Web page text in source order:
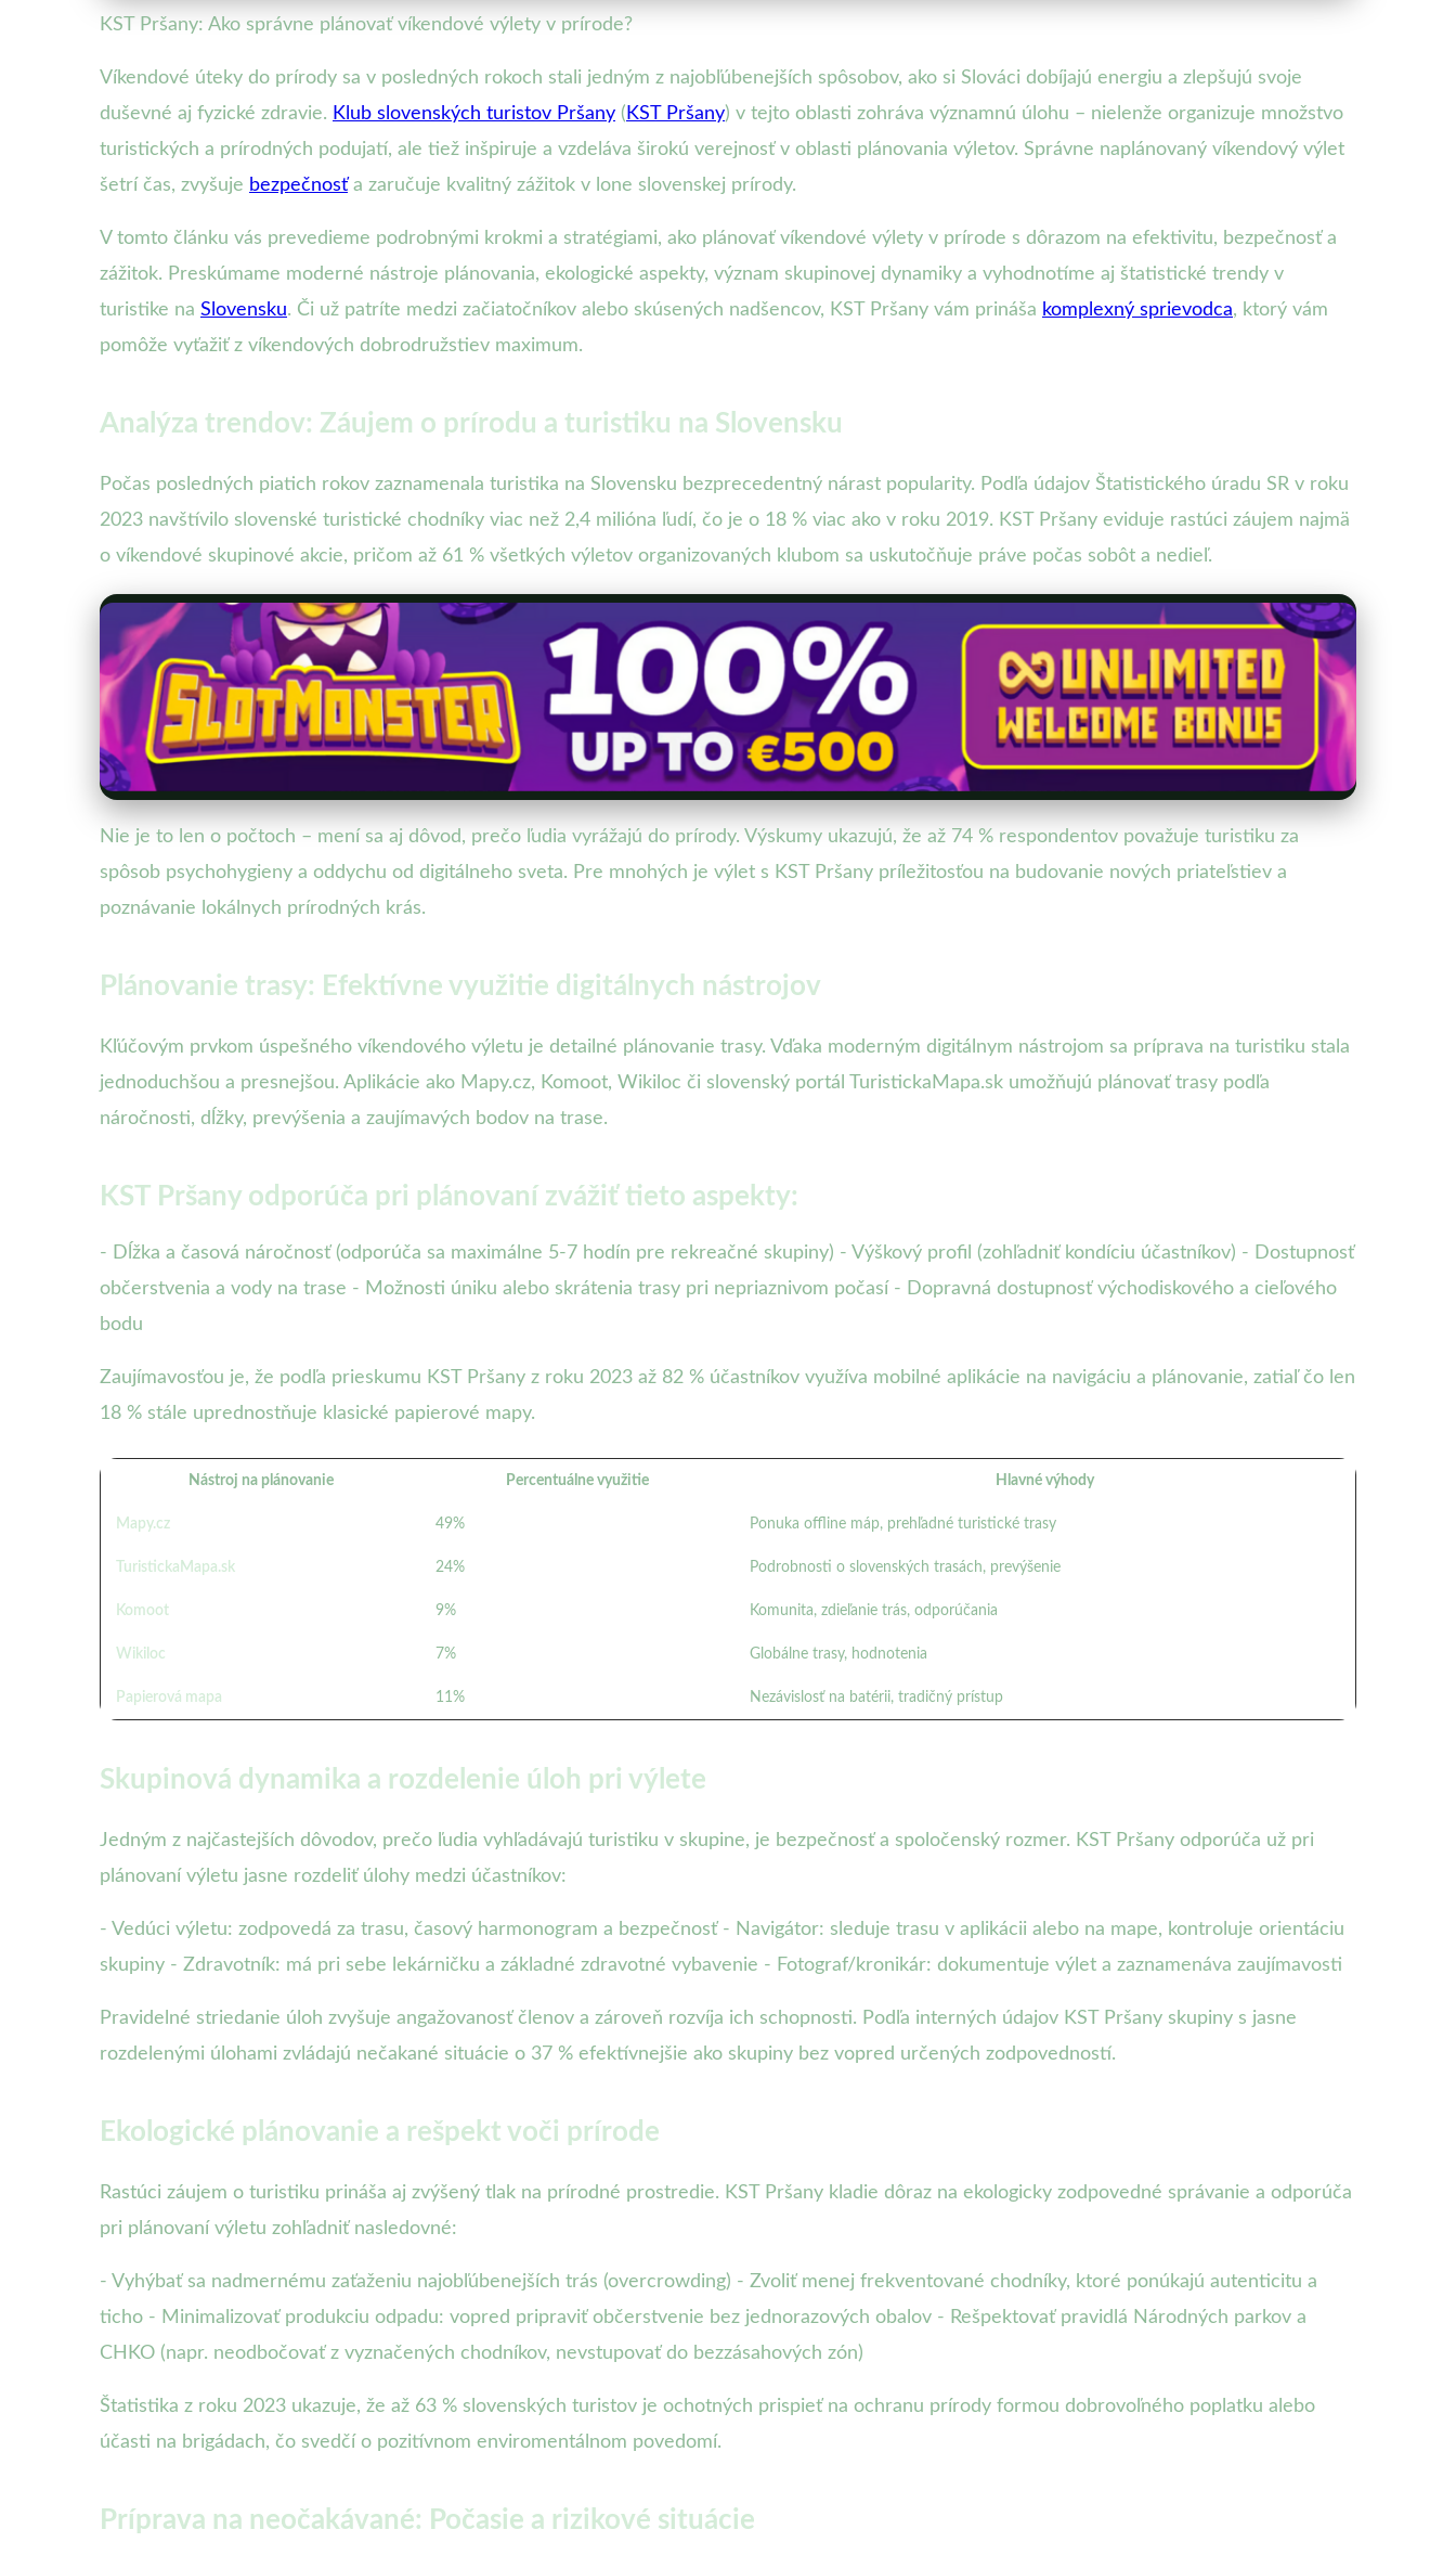
KST Pršany: Ako správne plánovať víkendové výlety v prírode?
Víkendové úteky do prírody sa v posledných rokoch stali jedným z najobľúbenejších spôsobov, ako si Slováci dobíjajú energiu a zlepšujú svoje
duševné aj fyzické zdravie. Klub slovenských turistov Pršany ( KST Pršany) v tejto oblasti zohráva významnú úlohu – nielenže organizuje množstvo
turistických a prírodných podujatí, ale tiež inšpiruje a vzdeláva širokú verejnosť v oblasti plánovania výletov. Správne naplánovaný víkendový výlet
šetrí čas, zvyšuje bezpečnosťa zaručuje kvalitný zážitok v lone slovenskej prírody.
V tomto článku vás prevedieme podrobnými krokmi a stratégiami, ako plánovať víkendové výlety v prírode s dôrazom na efektivitu, bezpečnosť a
zážitok. Preskúmame moderné nástroje plánovania, ekologické aspekty, význam skupinovej dynamiky a vyhodnotíme aj štatistické trendy v
turistike na Slovensku. Či už patríte medzi začiatočníkov alebo skúsených nadšencov, KST Pršany vám prináša komplexný sprievodca, ktorý vám
pomôže vyťažiť z víkendových dobrodružstiev maximum.
Analýza trendov: Záujem o prírodu a turistiku na Slovensku
Počas posledných piatich rokov zaznamenala turistika na Slovensku bezprecedentný nárast popularity. Podľa údajov Štatistického úradu SR v roku
2023 navštívilo slovenské turistické chodníky viac než 2,4 milióna ľudí, čo je o 18 % viac ako v roku 2019. KST Pršany eviduje rastúci záujem najmä
o víkendové skupinové akcie, pričom až 61 % všetkých výletov organizovaných klubom sa uskutočňuje práve počas sobôt a nedieľ.
Nie je to len o počtoch – mení sa aj dôvod, prečo ľudia vyrážajú do prírody. Výskumy ukazujú, že až 74 % respondentov považuje turistiku za
spôsob psychohygieny a oddychu od digitálneho sveta. Pre mnohých je výlet s KST Pršany príležitosťou na budovanie nových priateľstiev a
poznávanie lokálnych prírodných krás.
Plánovanie trasy: Efektívne využitie digitálnych nástrojov
Kľúčovým prvkom úspešného víkendového výletu je detailné plánovanie trasy. Vďaka moderným digitálnym nástrojom sa príprava na turistiku stala
jednoduchšou a presnejšou. Aplikácie ako Mapy.cz, Komoot, Wikiloc či slovenský portál TuristickaMapa.sk umožňujú plánovať trasy podľa
náročnosti, dĺžky, prevýšenia a zaujímavých bodov na trase.
KST Pršany odporúča pri plánovaní zvážiť tieto aspekty:
- Dĺžka a časová náročnosť (odporúča sa maximálne 5-7 hodín pre rekreačné skupiny) - Výškový profil (zohľadniť kondíciu účastníkov) - Dostupnosť
občerstvenia a vody na trase - Možnosti úniku alebo skrátenia trasy pri nepriaznivom počasí - Dopravná dostupnosť východiskového a cieľového
bodu
Zaujímavosťou je, že podľa prieskumu KST Pršany z roku 2023 až 82 % účastníkov využíva mobilné aplikácie na navigáciu a plánovanie, zatiaľ čo len
18 % stále uprednostňuje klasické papierové mapy.
Nástroj na plánovanie Percentuálne využitie Hlavné výhody
Mapy.cz 49% Ponuka offline máp, prehľadné turistické trasy
TuristickaMapa.sk 24% Podrobnosti o slovenských trasách, prevýšenie
Komoot 9% Komunita, zdieľanie trás, odporúčania
Wikiloc 7% Globálne trasy, hodnotenia
Papierová mapa 11% Nezávislosť na batérii, tradičný prístup
Skupinová dynamika a rozdelenie úloh pri výlete
Jedným z najčastejších dôvodov, prečo ľudia vyhľadávajú turistiku v skupine, je bezpečnosť a spoločenský rozmer. KST Pršany odporúča už pri
plánovaní výletu jasne rozdeliť úlohy medzi účastníkov:
- Vedúci výletu: zodpovedá za trasu, časový harmonogram a bezpečnosť - Navigátor: sleduje trasu v aplikácii alebo na mape, kontroluje orientáciu
skupiny - Zdravotník: má pri sebe lekárničku a základné zdravotné vybavenie - Fotograf/kronikár: dokumentuje výlet a zaznamenáva zaujímavosti
Pravidelné striedanie úloh zvyšuje angažovanosť členov a zároveň rozvíja ich schopnosti. Podľa interných údajov KST Pršany skupiny s jasne
rozdelenými úlohami zvládajú nečakané situácie o 37 % efektívnejšie ako skupiny bez vopred určených zodpovedností.
Ekologické plánovanie a rešpekt voči prírode
Rastúci záujem o turistiku prináša aj zvýšený tlak na prírodné prostredie. KST Pršany kladie dôraz na ekologicky zodpovedné správanie a odporúča
pri plánovaní výletu zohľadniť nasledovné:
- Vyhýbať sa nadmernému zaťaženiu najobľúbenejších trás (overcrowding) - Zvoliť menej frekventované chodníky, ktoré ponúkajú autenticitu a
ticho - Minimalizovať produkciu odpadu: vopred pripraviť občerstvenie bez jednorazových obalov - Rešpektovať pravidlá Národných parkov a
CHKO (napr. neodbočovať z vyznačených chodníkov, nevstupovať do bezzásahových zón)
Štatistika z roku 2023 ukazuje, že až 63 % slovenských turistov je ochotných prispieť na ochranu prírody formou dobrovoľného poplatku alebo
účasti na brigádach, čo svedčí o pozitívnom enviromentálnom povedomí.
Príprava na neočakávané: Počasie a rizikové situácie